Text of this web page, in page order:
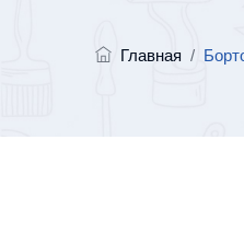
Главная /